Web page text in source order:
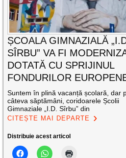
ȘCOALA GIMNAZIALĂ
SÎRBU” VA FI
DOTATĂ CU SPRIJINUL
FONDURILOR
Suntem în plină vacanță școlară, dar
câteva săptămâni, coridoarele Școlii
Gimnaziale „I.D. Sîrbu” din
CITEȘTE MAI DEPARTE
Distribuie acest articol